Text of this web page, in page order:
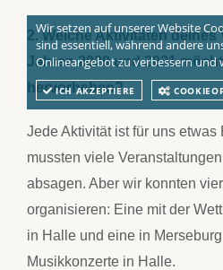
Wir setzen auf unserer Website
sind essentiell, während andere
Onlineangebot zu verbessern
ICH AKZEPTIERE
2. Welche Aktivitäten deines
Jahren 2020 und 2021
hervorheben?
Jede Aktivität ist für uns etwas
mussten viele
absagen. Aber wir konnten
organisieren: Eine mit der
in Halle und eine in
Musikkonzerte in Halle.